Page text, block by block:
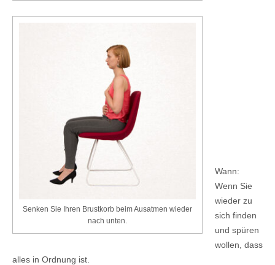
Senken Sie Ihren Brustkorb beim Ausatmen wieder
nach unten.
Wann:
Wenn Sie
wieder zu
sich finden
und spüren
wollen, dass
alles in Ordnung ist.